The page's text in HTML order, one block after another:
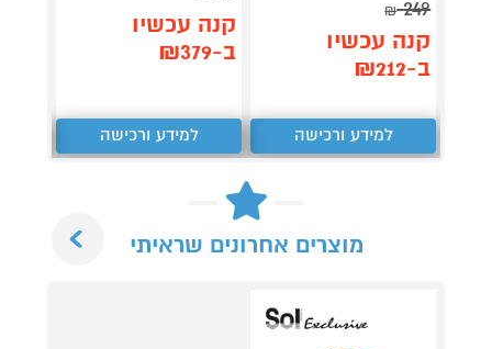
249
₪
קנה עכשיו
ב-₪212
למידע ורכישה
קנה עכשיו
ב-₪379
למידע ורכישה
מוצרים אחרונים שראיתי